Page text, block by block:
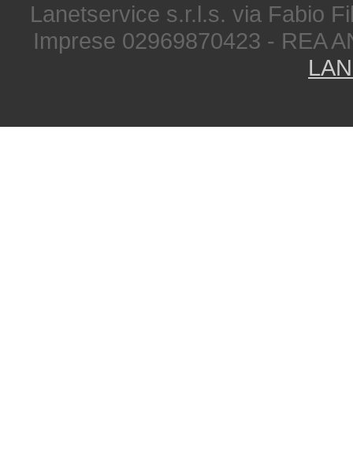
Lanetservice s.r.l.s. via Fabio
Imprese 02969870423 - REA